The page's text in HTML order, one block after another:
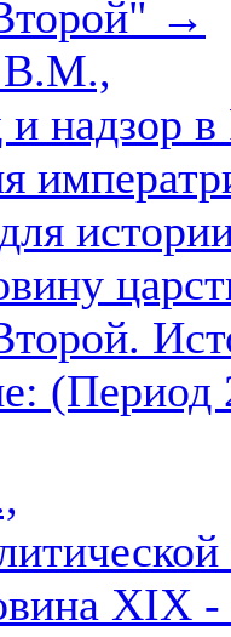
→
В.М.,
надзор
XIX